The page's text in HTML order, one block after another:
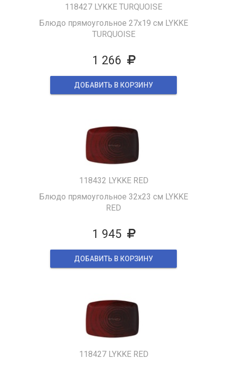
118427 LYKKE TURQUOISE
Блюдо прямоугольное 27х19 см LYKKE
TURQUOISE
1 266
ДОБАВИТЬ В КОРЗИНУ
118432 LYKKE RED
Блюдо прямоугольное 32х23 см LYKKE
RED
1 945
ДОБАВИТЬ В КОРЗИНУ
118427 LYKKE RED